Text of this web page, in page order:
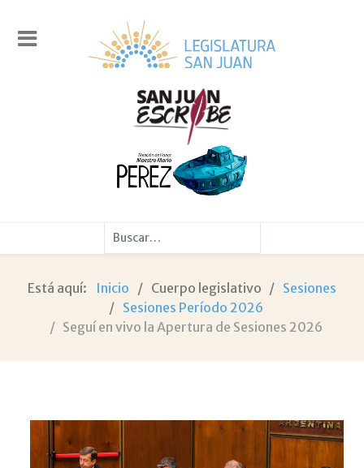
Buscar
Está aquí: Inicio Cuerpo legislativo
Sesiones
Sesiones Período 2026
Seguí en vivo la Apertura de Sesiones 2026